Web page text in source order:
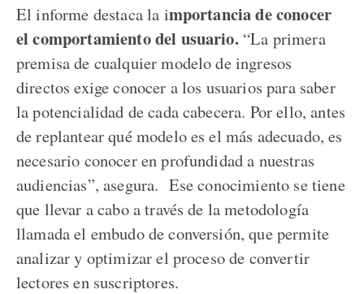
El informe destaca la importancia de conocer
el comportamiento del usuario.“La primera
premisa de cualquier modelo de ingresos
directos exige conocer a los usuarios para saber
la potencialidad de cada cabecera. Por ello, antes
de replantear qué modelo es el más adecuado, es
necesario conocer en profundidad a nuestras
audiencias”, asegura. Ese conocimiento se tiene
que llevar a cabo a través de la metodología
llamada el embudo de conversión, que permite
analizar y optimizar el proceso de convertir
lectores en suscriptores.